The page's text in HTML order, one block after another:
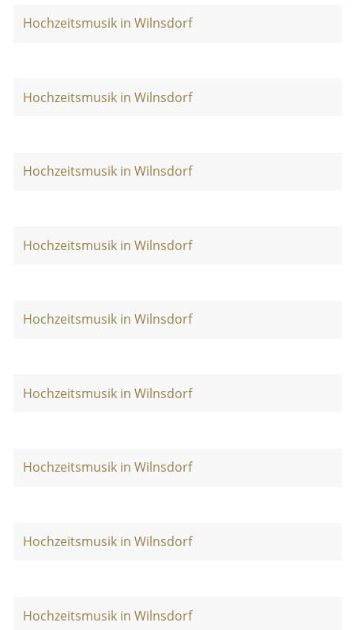
Hochzeitsmusik in Wilnsdorf
Hochzeitsmusik in Wilnsdorf
Hochzeitsmusik in Wilnsdorf
Hochzeitsmusik in Wilnsdorf
Hochzeitsmusik in Wilnsdorf
Hochzeitsmusik in Wilnsdorf
Hochzeitsmusik in Wilnsdorf
Hochzeitsmusik in Wilnsdorf
Hochzeitsmusik in Wilnsdorf